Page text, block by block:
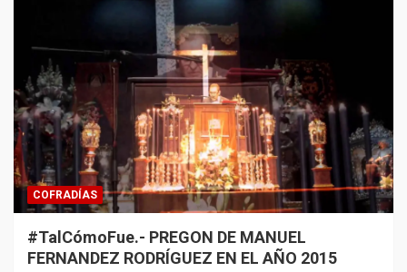
COFRADÍAS
#TalCómoFue.- PREGON DE MANUEL
FERNANDEZ RODRÍGUEZ EN EL AÑO 2015